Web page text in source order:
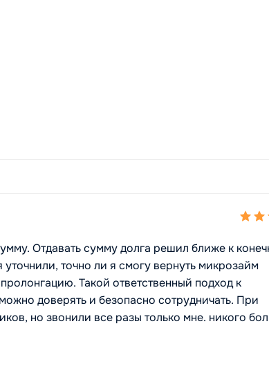
Отдавать сумму долга решил ближе к
точно ли я смогу вернуть микрозайм
Такой ответственный подход к
доверять и безопасно сотрудничать. При
но звонили все разы только мне. никого